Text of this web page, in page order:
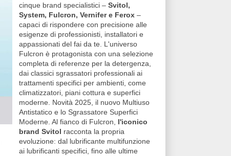
cinque brand specialistici – Svitol,
System, Fulcron, Vernifer e Ferox –
capaci di rispondere con precisione alle
esigenze di professionisti, installatori e
appassionati del fai da te. L'universo
Fulcron è protagonista con una selezione
completa di referenze per la detergenza,
dai classici sgrassatori professionali ai
trattamenti specifici per ambienti, come
climatizzatori, piani cottura e superfici
moderne. Novità 2025, il nuovo Multiuso
Antistatico e lo Sgrassatore Superfici
Moderne. Al fianco di Fulcron, l'iconico
brand Svitol racconta la propria
evoluzione: dal lubrificante multifunzione
ai lubrificanti specifici, fino alle ultime